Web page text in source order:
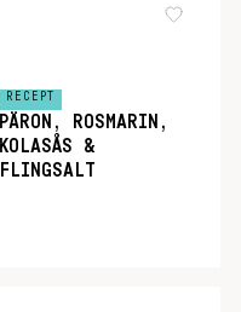
RECEPT
PÄRON, ROSMARIN,
KOLASÅS &
FLINGSALT